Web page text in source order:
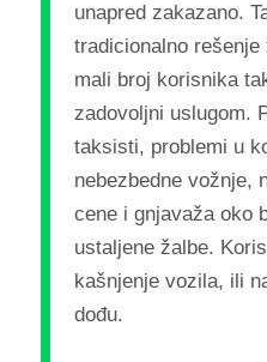
unapred zakazano.
tradicionalno
mali broj korisnika
zadovoljni uslugom.
taksisti, problemi u
nebezbedne vožnje,
cene i gnjavaža oko
ustaljene žalbe.
kašnjenje vozila, ili
dođu.